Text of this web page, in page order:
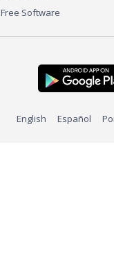
Free Software
English Español